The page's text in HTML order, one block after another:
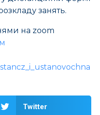
занять.
на zoom
Twitter